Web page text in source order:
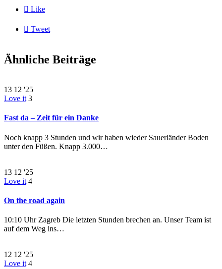
 Like
 Tweet
Ähnliche Beiträge
13 12 '25
Love it 3
Fast da – Zeit für ein Danke
Noch knapp 3 Stunden und wir haben wieder Sauerländer Boden
unter den Füßen. Knapp 3.000…
13 12 '25
Love it 4
On the road again
10:10 Uhr Zagreb Die letzten Stunden brechen an. Unser Team ist
auf dem Weg ins…
12 12 '25
Love it 4